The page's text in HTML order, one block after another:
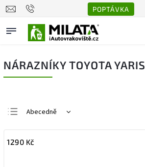
POPTÁVKA
NÁRAZNÍKY TOYOTA YARIS
Abecedně
Nejdražší
1290 Kč